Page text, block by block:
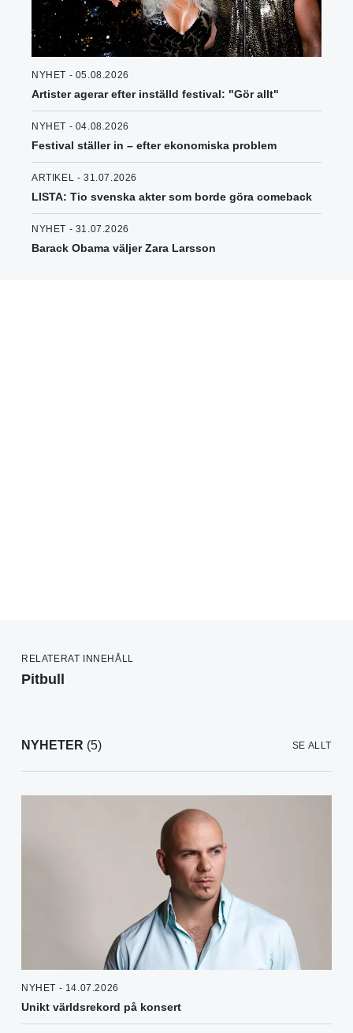
NYHET - 05.08.2026
Artister agerar efter inställd festival: "Gör allt"
NYHET - 04.08.2026
Festival ställer in – efter ekonomiska problem
ARTIKEL - 31.07.2026
LISTA: Tio svenska akter som borde göra comeback
NYHET - 31.07.2026
Barack Obama väljer Zara Larsson
RELATERAT INNEHÅLL
Pitbull
NYHETER (5) SE ALLT
NYHET - 14.07.2026
Unikt världsrekord på konsert